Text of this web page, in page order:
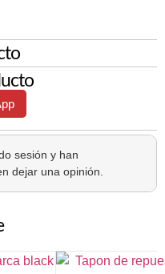
sesión y han
dejar una opinión.